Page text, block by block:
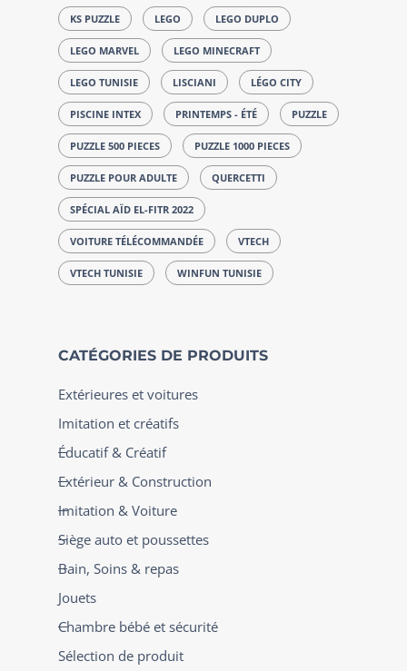
KS PUZZLE LEGO LEGO DUPLO
LEGO MARVEL LEGO MINECRAFT
LEGO TUNISIE LISCIANI LÉGO CITY
PISCINE INTEX PRINTEMPS - ÉTÉ PUZZLE
PUZZLE 500 PIECES PUZZLE 1000 PIECES
PUZZLE POUR ADULTE QUERCETTI
SPÉCIAL AÏD EL-FITR 2022
VOITURE TÉLÉCOMMANDÉE VTECH
VTECH TUNISIE WINFUN TUNISIE
CATÉGORIES DE PRODUITS
Extérieures et voitures
Imitation et créatifs
Éducatif & Créatif
Extérieur & Construction
Imitation & Voiture
Siège auto et poussettes
Bain, Soins & repas
Jouets
Chambre bébé et sécurité
Sélection de produit